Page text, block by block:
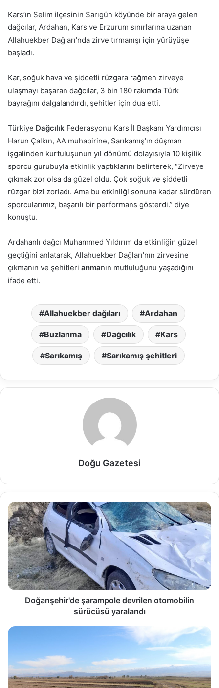
Kars’ın Selim ilçesinin Sarıgün köyünde bir araya gelen
dağcılar, Ardahan, Kars ve Erzurum sınırlarına uzanan
Allahuekber Dağları’nda zirve tırmanışı için yürüyüşe
başladı.
Kar, soğuk hava ve şiddetli rüzgara rağmen zirveye
ulaşmayı başaran dağcılar, 3 bin 180 rakımda Türk
bayrağını dalgalandırdı, şehitler için dua etti.
Türkiye Dağcılık Federasyonu Kars İl Başkanı Yardımcısı
Harun Çalkın, AA muhabirine, Sarıkamış’ın düşman
işgalinden kurtuluşunun yıl dönümü dolayısıyla 10 kişilik
sporcu gurubuyla etkinlik yaptıklarını belirterek, “Zirveye
çıkmak zor olsa da güzel oldu. Çok soğuk ve şiddetli
rüzgar bizi zorladı. Ama bu etkinliği sonuna kadar sürdüren
sporcularımız, başarılı bir performans gösterdi.” diye
konuştu.
Ardahanlı dağcı Muhammed Yıldırım da etkinliğin güzel
geçtiğini anlatarak, Allahuekber Dağları’nın zirvesine
çıkmanın ve şehitleri anmanın mutluluğunu yaşadığını
ifade etti.
Allahuekber dağıları Ardahan
Buzlanma Dağcılık Kars
Sarıkamış Sarıkamış şehitleri
Doğu Gazetesi
Doğanşehir'de şarampole devrilen otomobilin
sürücüsü yaralandı